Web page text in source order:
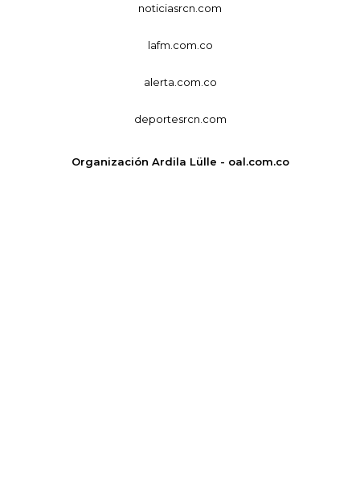
noticiasrcn.com
lafm.com.co
alerta.com.co
deportesrcn.com
Organización Ardila Lülle - oal.com.co